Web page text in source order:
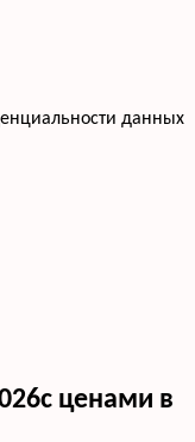
данных
ценами в